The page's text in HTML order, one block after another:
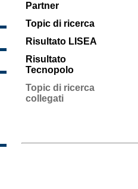
Partner
Topic di ricerca
Risultato LISEA
Risultato
Tecnopolo
Topic di ricerca
collegati